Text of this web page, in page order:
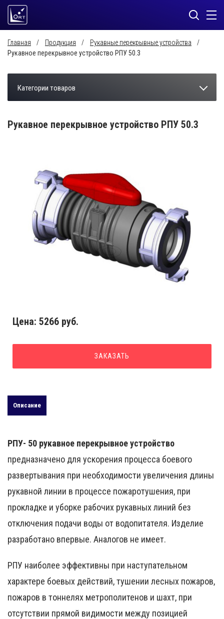
Главная Продукция
Рукавные перекрывные устройства
Рукавное перекрывное устройство РПУ 50.3
Категории товаров
Рукавное перекрывное устройство РПУ 50.3
Цена: 5266 руб.
ЗАКАЗАТЬ
Описание
РПУ- 50 рукавное перекрывное устройство
предназначено для ускорения процесса боевого
развертывания при необходимости увеличения длины
рукавной линии в процессе пожаротушения, при
прокладке и уборке рабочих рукавных линий без
отключения подачи воды от водопитателя. Изделие
разработано впервые. Аналогов не имеет.
РПУ наиболее эффективны при наступательном
характере боевых действий, тушении лесных пожаров,
пожаров в тоннелях метрополитенов и шахт, при
отсутствии прямой видимости между позицией